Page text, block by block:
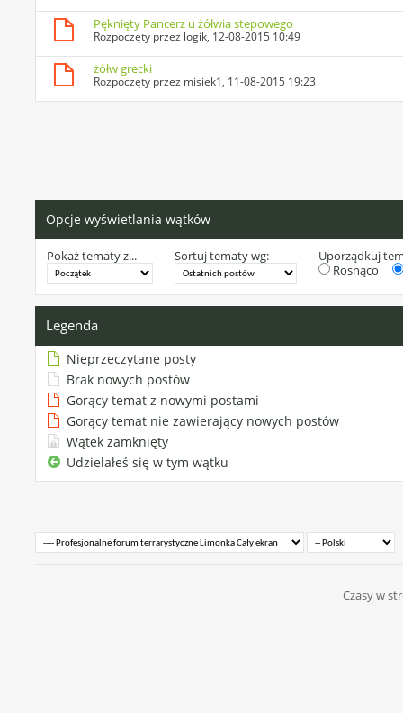
Pęknięty Pancerz u żółwia stepowego
Rozpoczęty przez logik, 12-08-2015 10:49
żółw grecki
Rozpoczęty przez misiek1, 11-08-2015 19:23
Opcje wyświetlania wątków
Pokaż tematy z... Sortuj tematy wg:
Uporządkuj
Rosnąco
Legenda
Nieprzeczytane posty
Brak nowych postów
Gorący temat z nowymi postami
Gorący temat nie zawierający nowych postów
Wątek zamknięty
Udzielałeś się w tym wątku
Czasy w